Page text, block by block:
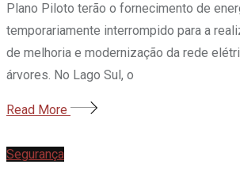
Plano Piloto terão o fornecimento de
temporariamente interrompido para a
de melhoria e modernização da rede
árvores. No Lago Sul, o
Read More
Segurança